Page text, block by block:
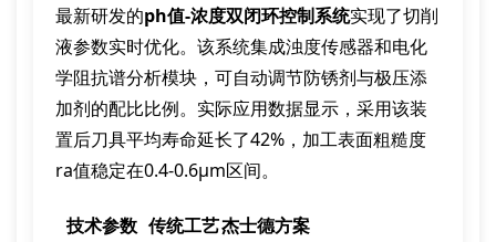
最新研发的ph值-浓度双闭环控制系统实现了切削
液参数实时优化。该系统集成浊度传感器和电化
学阻抗谱分析模块，可自动调节防锈剂与极压添
加剂的配比比例。实际应用数据显示，采用该装
置后刀具平均寿命延长了42%，加工表面粗糙度
ra值稳定在0.4-0.6μm区间。
技术参数 传统工艺杰士德方案